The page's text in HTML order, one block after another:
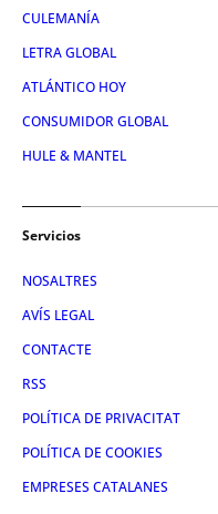
CULEMANÍA
LETRA GLOBAL
ATLÁNTICO HOY
CONSUMIDOR GLOBAL
HULE & MANTEL
Servicios
NOSALTRES
AVÍS LEGAL
CONTACTE
RSS
POLÍTICA DE PRIVACITAT
POLÍTICA DE COOKIES
EMPRESES CATALANES